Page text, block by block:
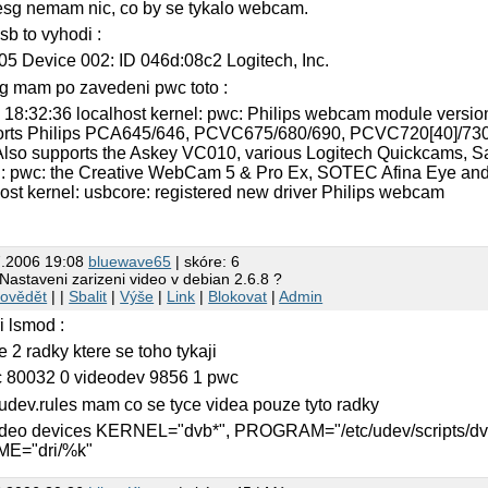
nemam nic, co by se tykalo webcam.
to vyhodi :
Device 002: ID 046d:08c2 Logitech, Inc.
mam po zavedeni pwc toto :
18:32:36 localhost kernel: pwc: Philips webcam module
Philips PCA645/646, PCVC675/680/690, PCVC720[40]/
supports the Askey VC010, various Logitech Quickcams,
pwc: the Creative WebCam 5 & Pro Ex, SOTEC Afina Eye
kernel: usbcore: registered new driver Philips webcam
19:08 bluewave65 | skóre: 6
zarizeni video v debian 2.6.8 ?
| |Sbalit |Výše | Link | Blokovat |Admin
lsmod :
2 radky ktere se toho tykaji
80032 0 videodev 9856 1 pwc
mam co se tyce videa pouze tyto radky
devices KERNEL="dvb*", PROGRAM="/etc/udev/scripts/
%k"